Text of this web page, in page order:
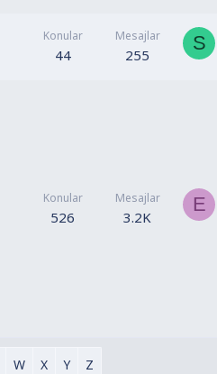
Konular
44
Mesajlar
255
S
Konular
526
Mesajlar
3.2K
E
W X Y Z